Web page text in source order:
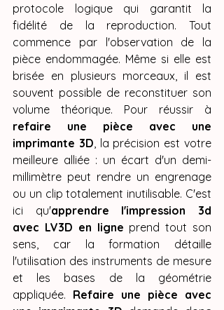
protocole logique qui garantit la
fidélité de la reproduction. Tout
commence par l'observation de la
pièce endommagée. Même si elle est
brisée en plusieurs morceaux, il est
souvent possible de reconstituer son
refaire une pièce avec une
imprimante 3D, la précision est votre
meilleure alliée : un écart d'un demi-
millimètre peut rendre un engrenage
ou un clip totalement inutilisable. C'est
ici qu'apprendre l'impression 3d
avec LV3D en ligne prend tout son
sens, car la formation détaille
l'utilisation des instruments de mesure
et les bases de la géométrie
appliquée. Refaire une pièce avec